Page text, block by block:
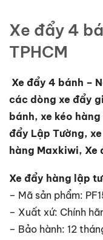
Xe đẩy 4
TPHCM
Xe đẩy 4 bánh –
các dòng xe đẩy
bánh, xe kéo
đẩy Lập Tường,
hàng Maxkiwi, Xe
Xe đẩy hàng lập
– Mã sản phẩm:
– Xuất xứ: Chính
– Bảo hành: 12